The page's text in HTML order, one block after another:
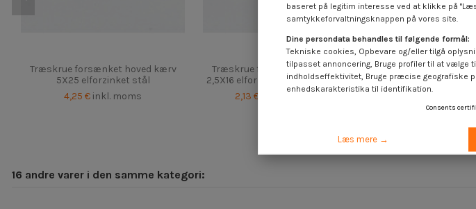
Træskrue forsænket hoved kærv
5X25 elforzinket stål
4,25 € inkl. moms
Træskrue forsænket hoved kærv
2,5X16 elforzinket stål mikroskruer
2,13 €
Træ og spånplade
pan hoved kærv
4,25 €
16 andre varer i den samme kategori:
baseret på legitim interesse ved at klikke på
samtykkeforvaltningsknappen på vores site.
Dine persondata behandles til følgende formål:
Tekniske cookies, Opbevare og/eller tilgå
tilpasset annoncering, Bruge profiler til at vælge
indholdseffektivitet, Bruge præcise geografiske
enhedskarakteristika til identifikation.
Consents
Læs mere →